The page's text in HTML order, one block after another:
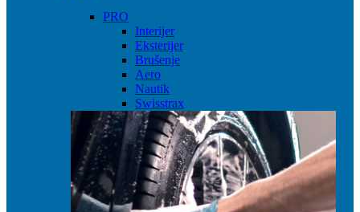
PRO
Interijer
Eksterijer
Brušenje
Aero
Nautik
Swisstrax